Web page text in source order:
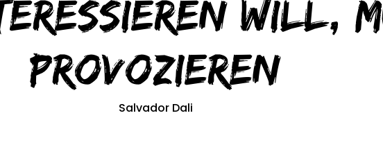
will,
provozieren
Salvador Dali